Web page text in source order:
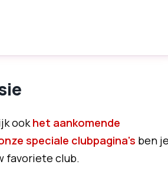
ookhet aankomende
speciale clubpagina's ben
favoriete club.